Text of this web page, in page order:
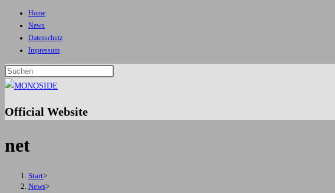
Inhalt
springen
Home
News
Datenschutz
Impressum
Official Website
net
Start>
News>